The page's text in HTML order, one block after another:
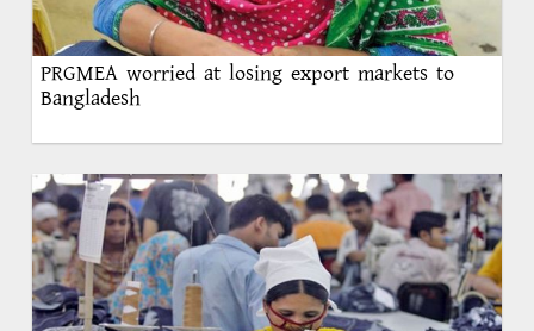
PRGMEA worried at losing export markets to
Bangladesh